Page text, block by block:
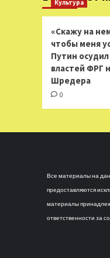
Культура
«Скажу на
чтобы меня
Путин
властей ФРГ
Шредера
0
Все материалы на
предоставляются
материалы
ответственности за